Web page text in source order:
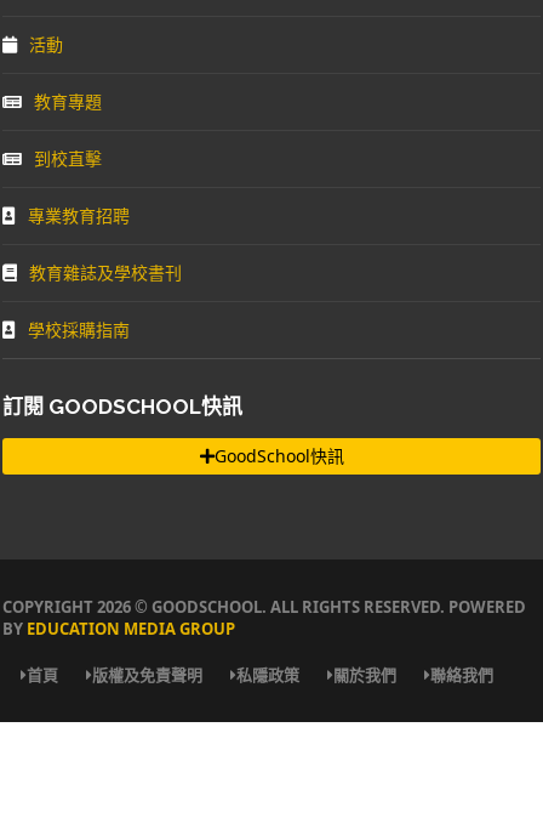
活動
教育專題
到校直擊
專業教育招聘
教育雜誌及學校書刊
學校採購指南
訂閱 GOODSCHOOL快訊
GoodSchool快訊
COPYRIGHT 2026 © GOODSCHOOL. ALL RIGHTS RESERVED. POWERED
BY EDUCATION MEDIA GROUP
首頁 版權及免責聲明 私隱政策 關於我們 聯絡我們